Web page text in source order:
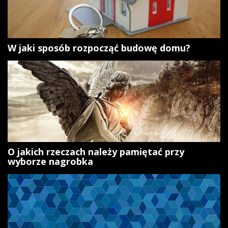
W jaki sposób rozpocząć budowę domu?
O jakich rzeczach należy pamiętać przy
wyborze nagrobka